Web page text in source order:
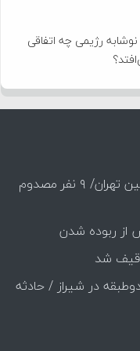
رژیمی چه اتفاقی
سقوط آسانسور در میدان آرژانتین تهران/ ۹ نفر مصدوم
ربوده شدن
شد
در شیراز / حادثه